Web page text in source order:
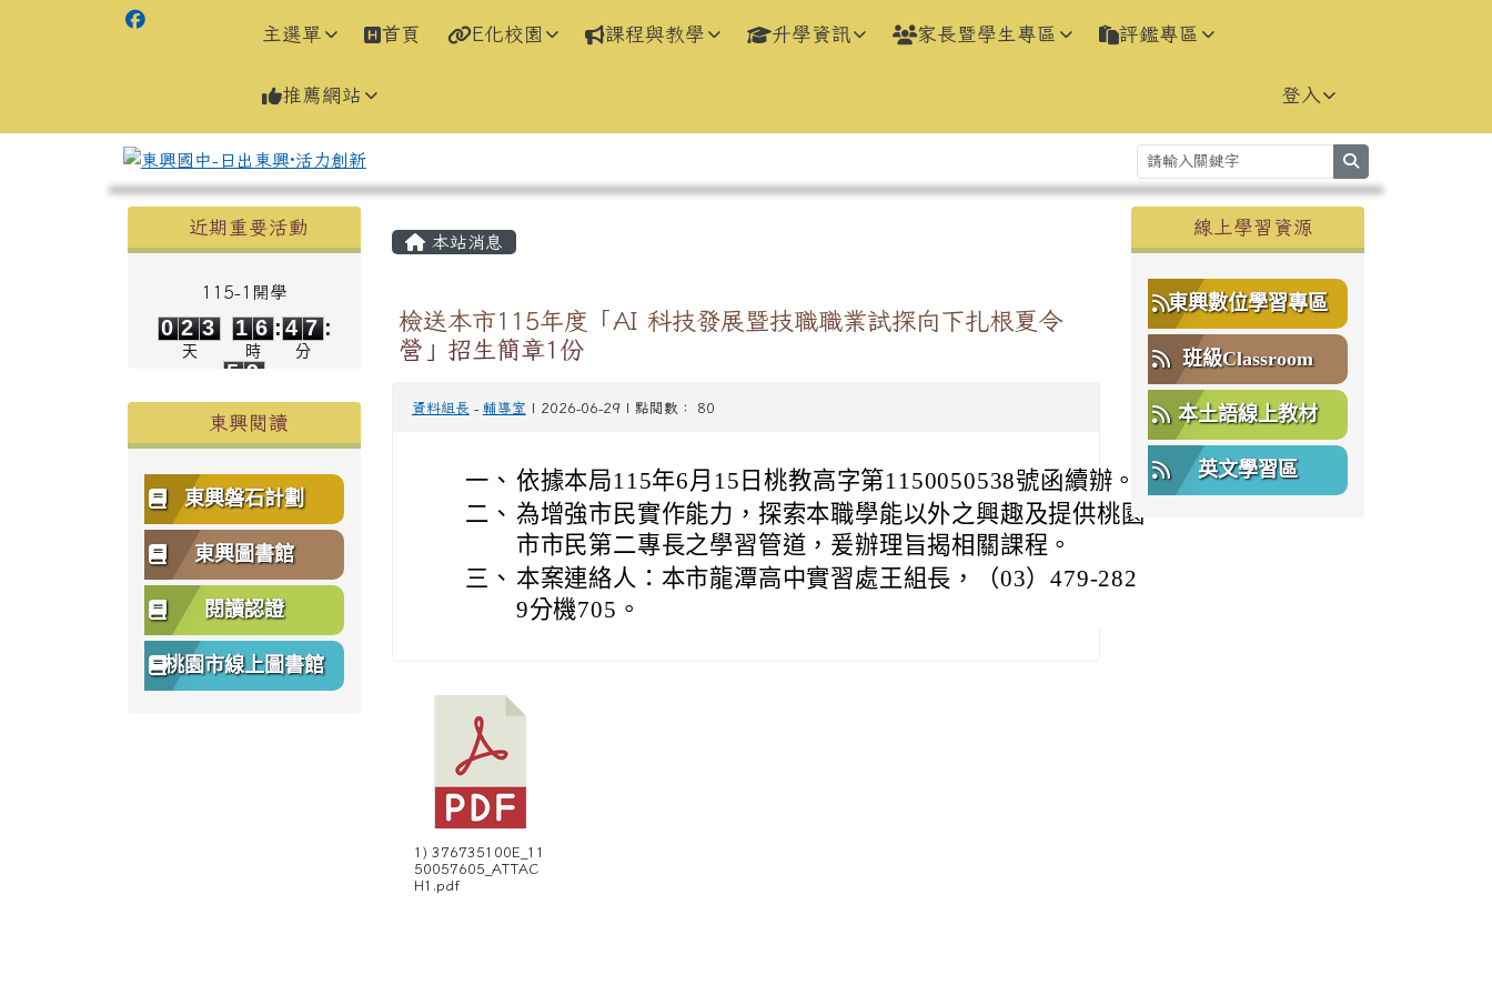
主選單 首頁 E化校園 課程與教學 升學資訊 家長暨學生專區 評鑑專區
推薦網站 登入
左邊區域內容
近期重要活動
115-1開學
0 2
3
3
天
1
1
6
6
時
:
4
4 7
分
:
5
5
9
9
東興閱讀
東興磐石計劃
東興圖書館
閱讀認證
桃園市線上圖書館
主內容區域
本站消息
檢送本市115年度「AI 科技發展暨技職職業試探向下扎根夏令
營」招生簡章1份
資料組長 - 輔導室 | 2026-06-29 | 點閱數： 80
一、 依據本局115年6月15日桃教高字第1150050538號函續辦。
二、 為增強市民實作能力，探索本職學能以外之興趣及提供桃園
市市民第二專長之學習管道，爰辦理旨揭相關課程。
三、 本案連絡人：本市龍潭高中實習處王組長，（03）479-282
9分機705。
1) 376735100E_11
50057605_ATTAC
H1.pdf
右邊區域內容
線上學習資源
東興數位學習專區
班級Classroom
本土語線上教材
英文學習區